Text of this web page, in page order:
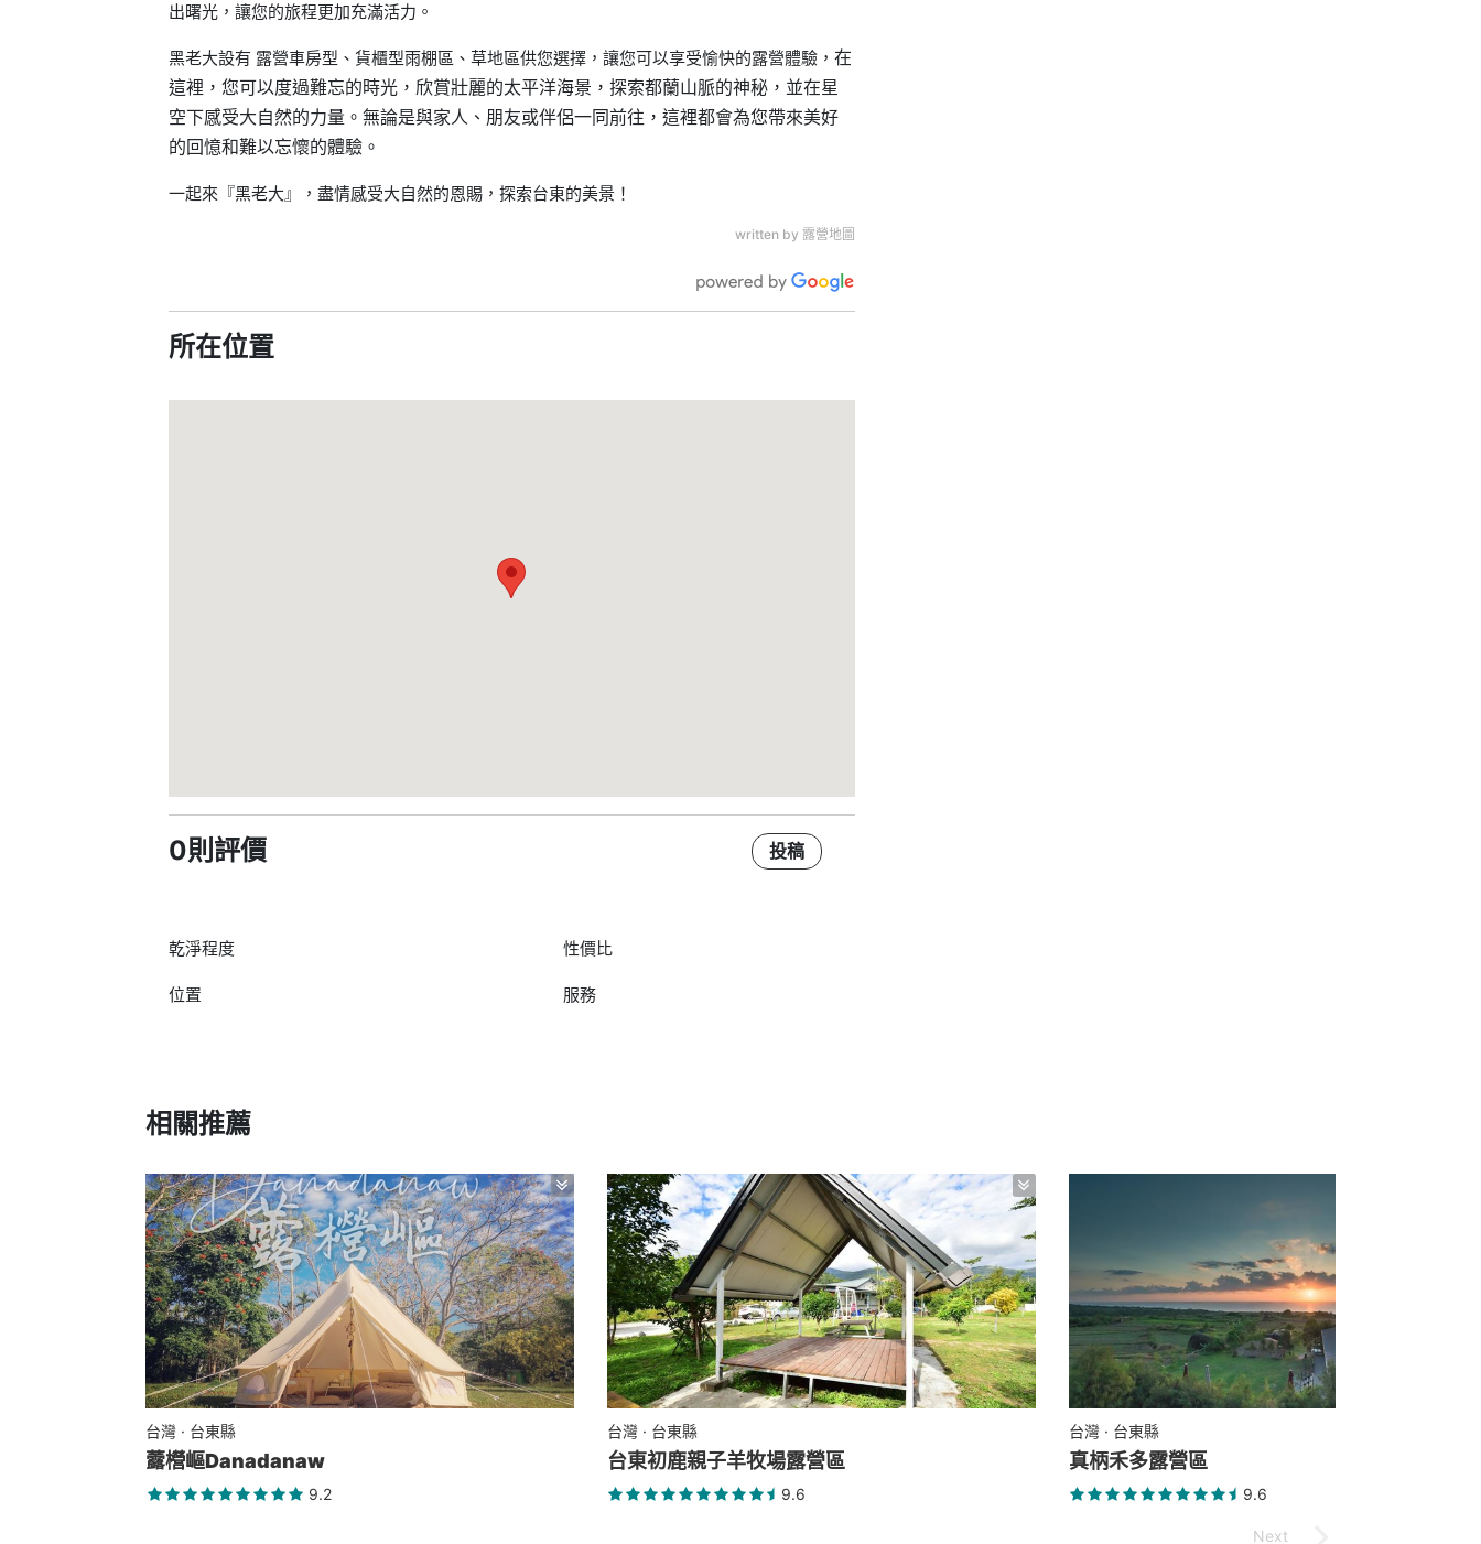
出曙光，讓您的旅程更加充滿活力。
黑老大設有 露營車房型、貨櫃型雨棚區、草地區供您選擇，讓您可以享受愉快的露營體驗， 在
這裡，您可以度過難忘的時光，欣賞壯麗的太平洋海景，探索都蘭山脈的神秘，並在星
空下感受大自然的力量。無論是與家人、朋友或伴侶一同前往，這裡都會為您帶來美好
的回憶和難以忘懷的體驗。
一起來『黑老大』，盡情感受大自然的恩賜，探索台東的美景！
written by 露營地圖
所在位置
0則評價 投稿
乾淨程度
位置
性價比
服務
相關推薦
台灣 · 台東縣
虂櫿嶇Danadanaw
9.2
台灣 · 台東縣
台東初鹿親子羊牧場露營區
9.6
台灣 · 台東縣
真柄禾多露營區
9.6